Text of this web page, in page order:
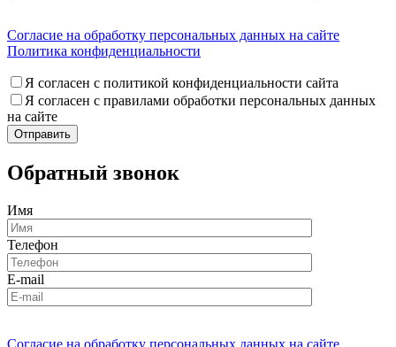
Согласие на обработку персональных данных на сайте
Политика конфиденциальности
Я согласен с политикой конфиденциальности сайта
Я согласен с правилами обработки персональных данных
на сайте
Обратный звонок
Имя
Телефон
E-mail
Согласие на обработку персональных данных на сайте